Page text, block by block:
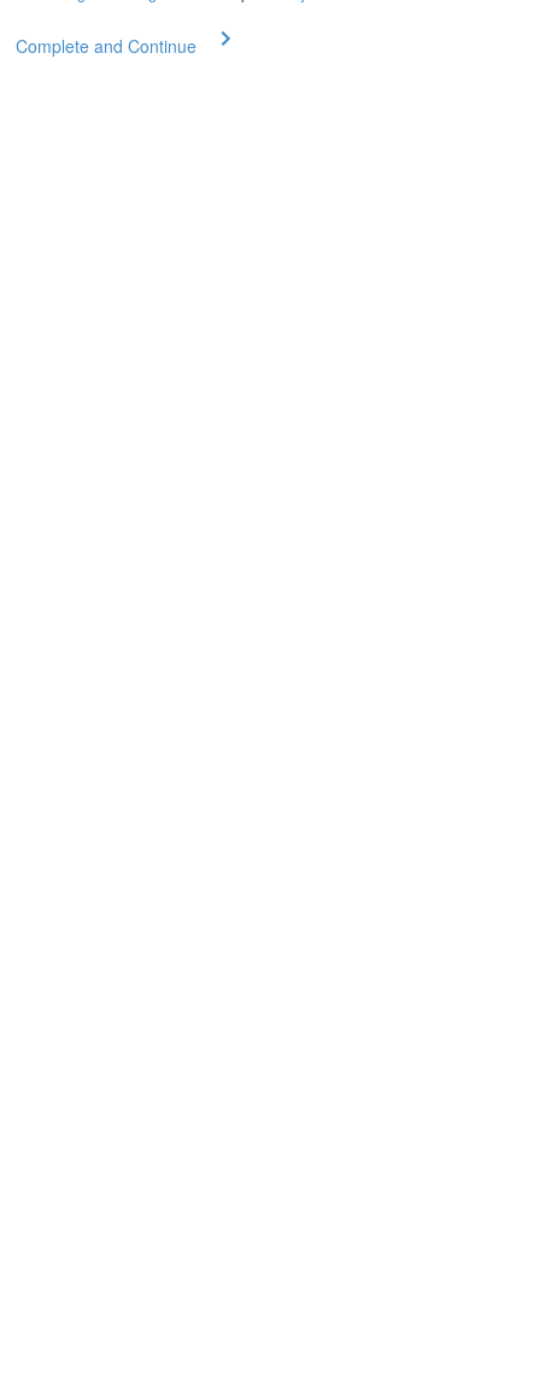
Complete and Continue